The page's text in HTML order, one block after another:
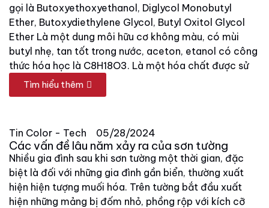
gọi là Butoxyethoxyethanol, Diglycol Monobutyl
Ether, Butoxydiethylene Glycol, Butyl Oxitol Glycol
Ether Là một dung môi hữu cơ không màu, có mùi
butyl nhẹ, tan tốt trong nước, aceton, etanol có công
thức hóa học là C8H18O3. Là một hóa chất được sử
Tìm hiểu thêm
Tin Color - Tech 05/28/2024
Các vấn đề lâu năm xảy ra của sơn tường
Nhiều gia đình sau khi sơn tường một thời gian, đặc
biệt là đối với những gia đình gần biển, thường xuất
hiện hiện tượng muối hóa. Trên tường bắt đầu xuất
hiện những mảng bị đốm nhỏ, phồng rộp với kích cỡ